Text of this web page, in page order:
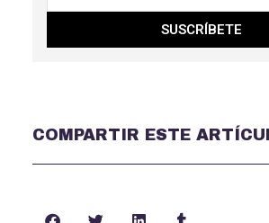
SUSCRÍBETE
COMPARTIR ESTE